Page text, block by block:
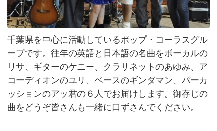
千葉県を中心に活動しているポップ・コーラスグル
ープです。往年の英語と日本語の名曲をボーカルの
リサ、ギターのケニー、クラリネットのあゆみ、ア
コーディオンのユリ、ベースのギンダマン、パーカ
ッションのアッ君の６人でお届けします。御存じの
曲をどうぞ皆さんも一緒に口ずさんでください。